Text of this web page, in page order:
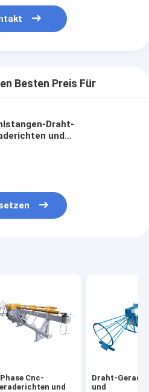
Besten Preis Für
Draht-
und
Cnc-
und
Draht-
und